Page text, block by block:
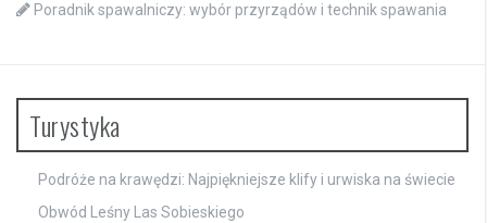
Poradnik spawalniczy: wybór przyrządów i technik spawania
Turystyka
Podróże na krawędzi: Najpiękniejsze klify i urwiska na świecie
Obwód Leśny Las Sobieskiego